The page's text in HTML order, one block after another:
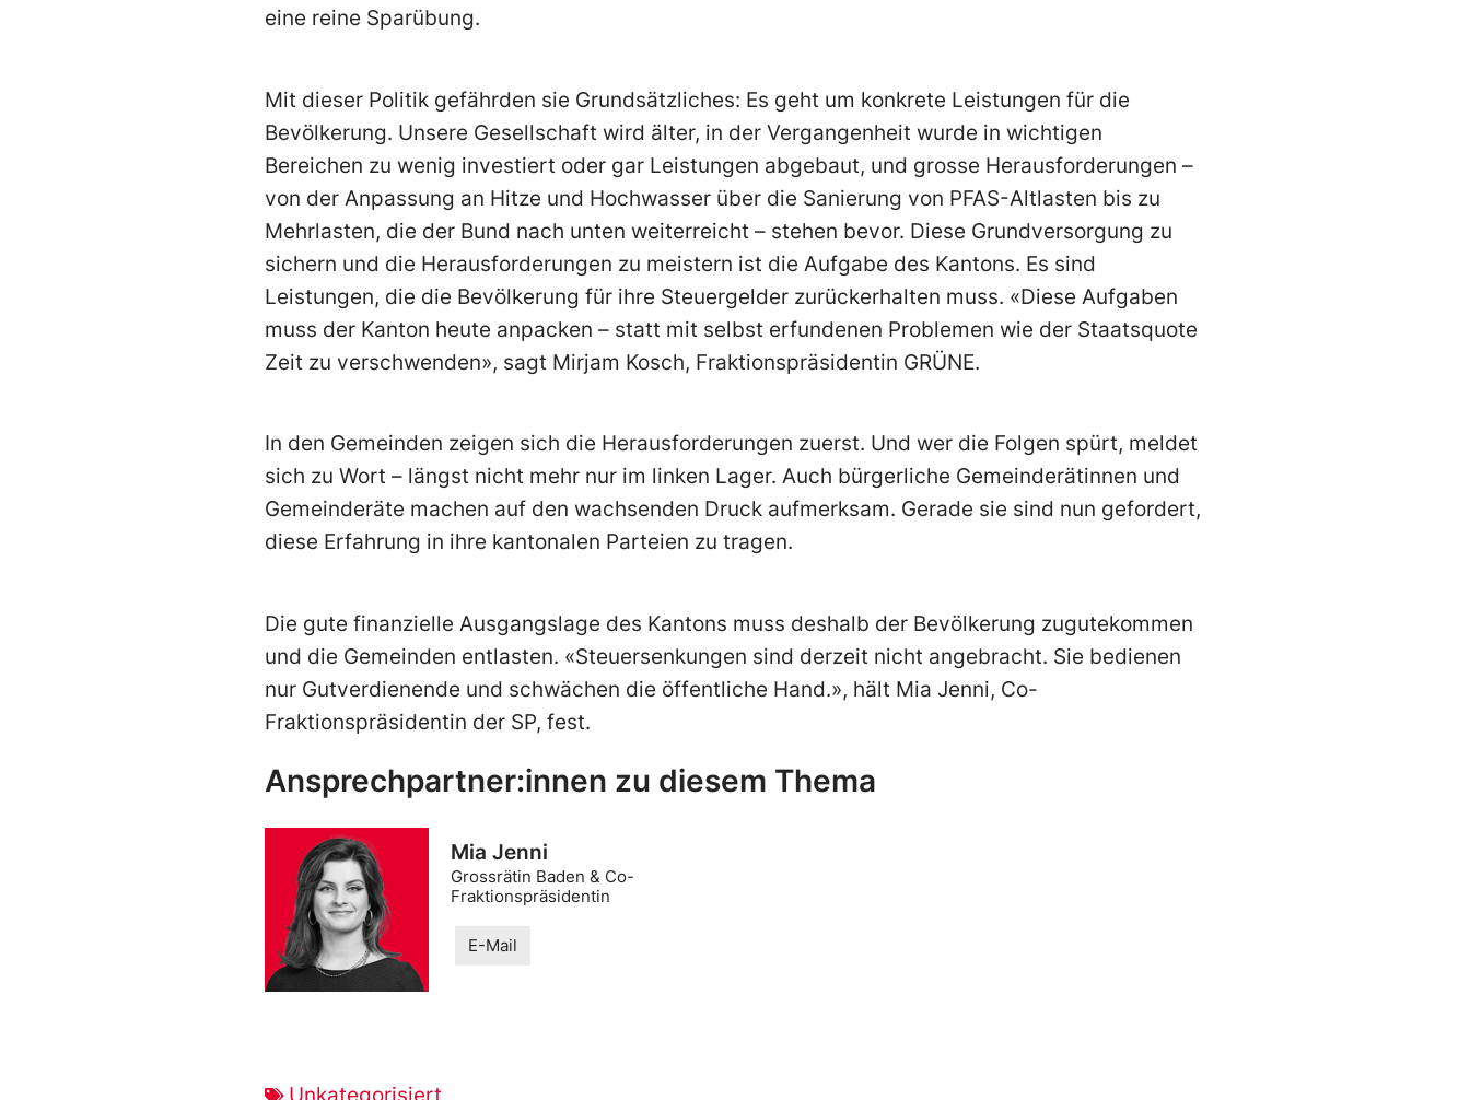
eine reine Sparübung.
Mit dieser Politik gefährden sie Grundsätzliches: Es geht um konkrete Leistungen für die
Bevölkerung. Unsere Gesellschaft wird älter, in der Vergangenheit wurde in wichtigen
Bereichen zu wenig investiert oder gar Leistungen abgebaut, und grosse Herausforderungen –
von der Anpassung an Hitze und Hochwasser über die Sanierung von PFAS-Altlasten bis zu
Mehrlasten, die der Bund nach unten weiterreicht – stehen bevor. Diese Grundversorgung zu
sichern und die Herausforderungen zu meistern ist die Aufgabe des Kantons. Es sind
Leistungen, die die Bevölkerung für ihre Steuergelder zurückerhalten muss. «Diese Aufgaben
muss der Kanton heute anpacken – statt mit selbst erfundenen Problemen wie der Staatsquote
Zeit zu verschwenden», sagt Mirjam Kosch, Fraktionspräsidentin GRÜNE.
In den Gemeinden zeigen sich die Herausforderungen zuerst. Und wer die Folgen spürt, meldet
sich zu Wort – längst nicht mehr nur im linken Lager. Auch bürgerliche Gemeinderätinnen und
Gemeinderäte machen auf den wachsenden Druck aufmerksam. Gerade sie sind nun gefordert,
diese Erfahrung in ihre kantonalen Parteien zu tragen.
Die gute finanzielle Ausgangslage des Kantons muss deshalb der Bevölkerung zugutekommen
und die Gemeinden entlasten. «Steuersenkungen sind derzeit nicht angebracht. Sie bedienen
nur Gutverdienende und schwächen die öffentliche Hand.», hält Mia Jenni, Co-
Fraktionspräsidentin der SP, fest.
Ansprechpartner:innen zu diesem Thema
Mia Jenni
Grossrätin Baden & Co-
Fraktionspräsidentin
E-Mail